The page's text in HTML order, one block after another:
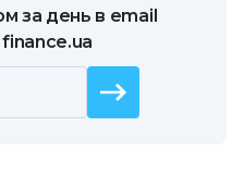
за день в email